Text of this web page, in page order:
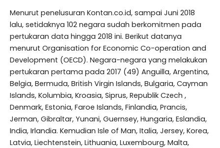
Menurut penelusuran Kontan.co.id, sampai Juni 2018
lalu, setidaknya 102 negara sudah berkomitmen pada
pertukaran data hingga 2018 ini. Berikut datanya
menurut Organisation for Economic Co-operation and
Development (OECD). Negara-negara yang melakukan
pertukaran pertama pada 2017 (49) Anguilla, Argentina,
Belgia, Bermuda, British Virgin Islands, Bulgaria, Cayman
Islands, Kolumbia, Kroasia, Siprus, Republik Czech ,
Denmark, Estonia, Faroe Islands, Finlandia, Prancis,
Jerman, Gibraltar, Yunani, Guernsey, Hungaria, Eslandia,
India, Irlandia. Kemudian Isle of Man, Italia, Jersey, Korea,
Latvia, Liechtenstein, Lithuania, Luxembourg, Malta,